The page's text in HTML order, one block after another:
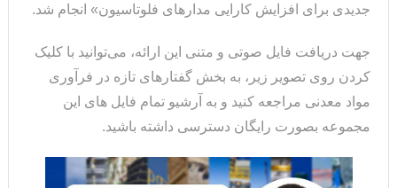
جدیدی برای افزایش کارایی مدارهای فلوتاسیون» انجام شد.
جهت دریافت فایل صوتی و متنی این ارائه، می‌توانید با کلیک
کردن روی تصویر زیر، به بخش گفتارهای تازه در فرآوری
مواد معدنی مراجعه کنید و به آرشیو تمام فایل های این
مجموعه بصورت رایگان دسترسی داشته باشید.